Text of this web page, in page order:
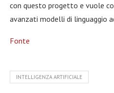
con questo progetto e vuole
avanzati modelli di linguaggio
Fonte
INTELLIGENZA ARTIFICIALE